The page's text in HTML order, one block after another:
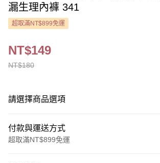
漏生理內褲 341
超取滿NT$899免運
NT$180
NT$149
請選擇商品選項
付款與運送方式
超取滿NT$899免運